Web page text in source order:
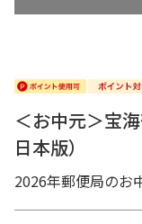
＜お中元＞宝
日本版）
2026年郵便局の